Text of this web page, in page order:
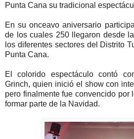
Punta Cana su tradicional
En su onceavo aniversario
de los cuales 250 llegaron desde
los diferentes sectores del Distrito
Punta Cana.
El colorido espectáculo contó
Grinch, quien inició el show con
pero finalmente fue convencido por
formar parte de la Navidad.